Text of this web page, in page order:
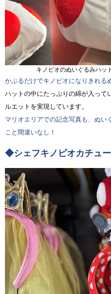
キノピオのぬいぐるみハッ
かぶるだけでキノピオになりきれる
ハットの中にたっぷりの綿が入って
ルエットを実現しています。
マリオエリアでの記念写真も、ぬい
こと間違いなし！
◆シェフキノピオカチュ